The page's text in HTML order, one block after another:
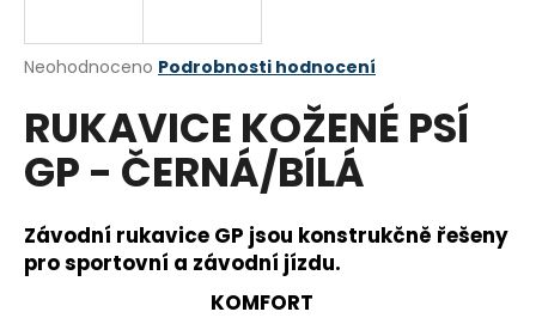
Průměrné
produktu
je
0,0
z
hvězdiček.
Neohodnoceno Podrobnosti hodnocení
RUKAVICE KOŽENÉ PSÍ
GP - ČERNÁ/BÍLÁ
Závodní rukavice GP jsou konstrukčně řešeny
pro sportovní a závodní jízdu.
KOMFORT
j
t
?
HLEDAT